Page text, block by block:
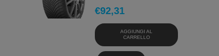
€92,31
AGGIUNGI AL
CARRELLO